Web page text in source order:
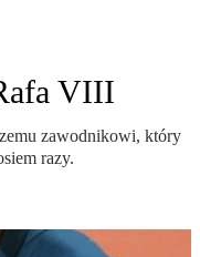
VIII
zawodnikowi, który
razy.